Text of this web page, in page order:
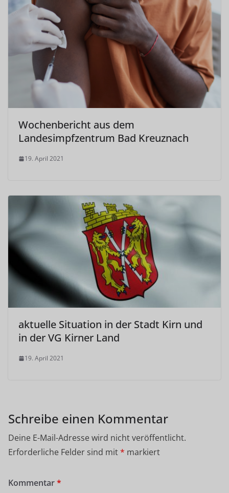
Wochenbericht aus dem
Landesimpfzentrum Bad Kreuznach
19. April 2021
aktuelle Situation in der Stadt Kirn und
in der VG Kirner Land
19. April 2021
Schreibe einen Kommentar
Deine E-Mail-Adresse wird nicht veröffentlicht.
Erforderliche Felder sind mit* markiert
Kommentar*